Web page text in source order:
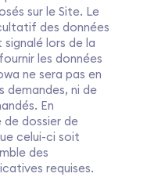
sur le Site. Le
des données
signalé lors de la
les données
ne sera pas en
demandes, ni de
En
dossier de
celui-ci soit
des
requises.